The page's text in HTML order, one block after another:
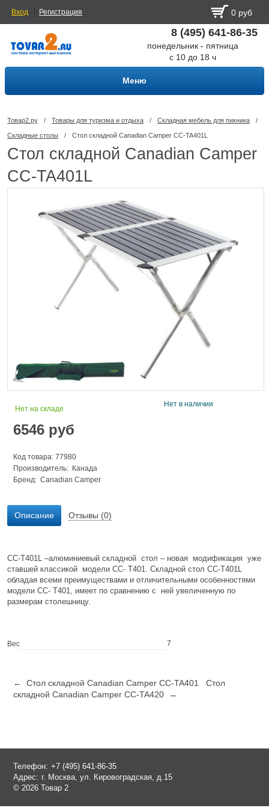
Вход Регистрация 0 руб
8 (495) 641-86-35
понедельник - пятница
с 10 до 18 ч
Меню
Товар2.ру / Товары для туризма и отдыха / Складная мебель для пикника /
Складные столы / Стол складной Canadian Camper CC-TA401L
Стол складной Canadian Camper
CC-TA401L
Нет на складе
6546 руб
Код товара: 77980
Производитель: Канада
Бренд: Canadian Camper
Нет в наличии
Описание Отзывы (0)
СС-T401L –алюминиевый складной стол – новая модификация уже
ставшей классикой модели СС- T401. Складной стол СС-T401L
обладая всеми преимуществами и отличительными особенностями
модели СС- T401, имеет по сравнению с ней увеличенную по
размерам столешницу.
Вес 7
← Стол складной Canadian Camper CC-TA401
Стол
складной Canadian Camper CC-TA420 →
Телефон: +7 (495) 641-86-35
Адрес: г. Москва, ул. Кировоградская, д.15
© 2026 Товар 2